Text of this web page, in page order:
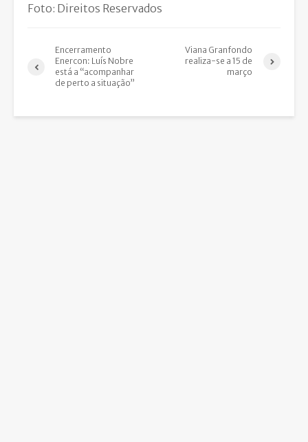
Foto: Direitos Reservados
Encerramento
Enercon: Luís Nobre
está a “acompanhar
de perto a situação”
Viana Granfondo
realiza-se a 15 de
março